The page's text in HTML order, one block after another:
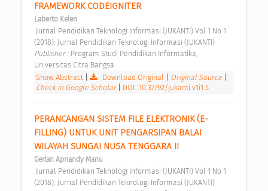
FRAMEWORK CODEIGNITER
Laberto Kelen
(2018): Jurnal Pendidikan Teknologi Informasi (JUKANTI)
Publisher : Program Studi Pendidikan Informatika,
Universitas Citra Bangsa
Show Abstract| Download Original Original Source
Check in Google Scholar
DOI: 10.37792/jukanti.v1i1.5
PERANCANGAN SISTEM FILE ELEKTRONIK (E-
FILLING) UNTUK UNIT PENGARSIPAN BALAI
WILAYAH SUNGAI NUSA TENGGARA II
Gerlan Apriandy Manu
(2018): Jurnal Pendidikan Teknologi Informasi (JUKANTI)